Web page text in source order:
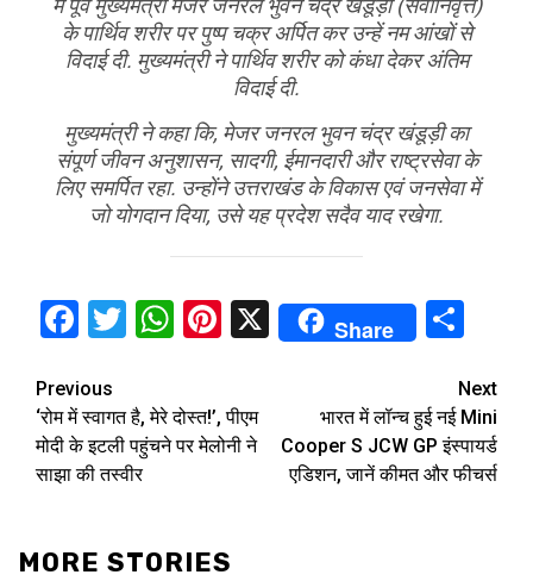
में पूर्व मुख्यमंत्री मेजर जनरल भुवन चंद्र खंडूड़ी (सेवानिवृत्त)
के पार्थिव शरीर पर पुष्प चक्र अर्पित कर उन्हें नम आंखों से
विदाई दी. मुख्यमंत्री ने पार्थिव शरीर को कंधा देकर अंतिम
विदाई दी.
मुख्यमंत्री ने कहा कि, मेजर जनरल भुवन चंद्र खंडूड़ी का
संपूर्ण जीवन अनुशासन, सादगी, ईमानदारी और राष्ट्रसेवा के
लिए समर्पित रहा. उन्होंने उत्तराखंड के विकास एवं जनसेवा में
जो योगदान दिया, उसे यह प्रदेश सदैव याद रखेगा.
Facebook
Twitter
WhatsApp
Pinterest
X Share
Continue
Reading
Previous
‘रोम में स्वागत है, मेरे दोस्त!’, पीएम
मोदी के इटली पहुंचने पर मेलोनी ने
साझा की तस्वीर
Next
भारत में लॉन्च हुई नई Mini
Cooper S JCW GP इंस्पायर्ड
एडिशन, जानें कीमत और फीचर्स
MORE STORIES